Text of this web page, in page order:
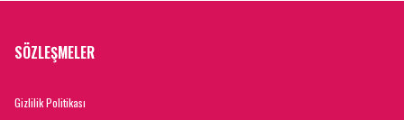
SÖZLEŞMELER
Gizlilik Politikası